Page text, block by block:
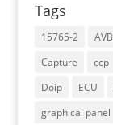
Tags
15765-2 AVB
Capture
ccp
Doip
ECU
graphical panel